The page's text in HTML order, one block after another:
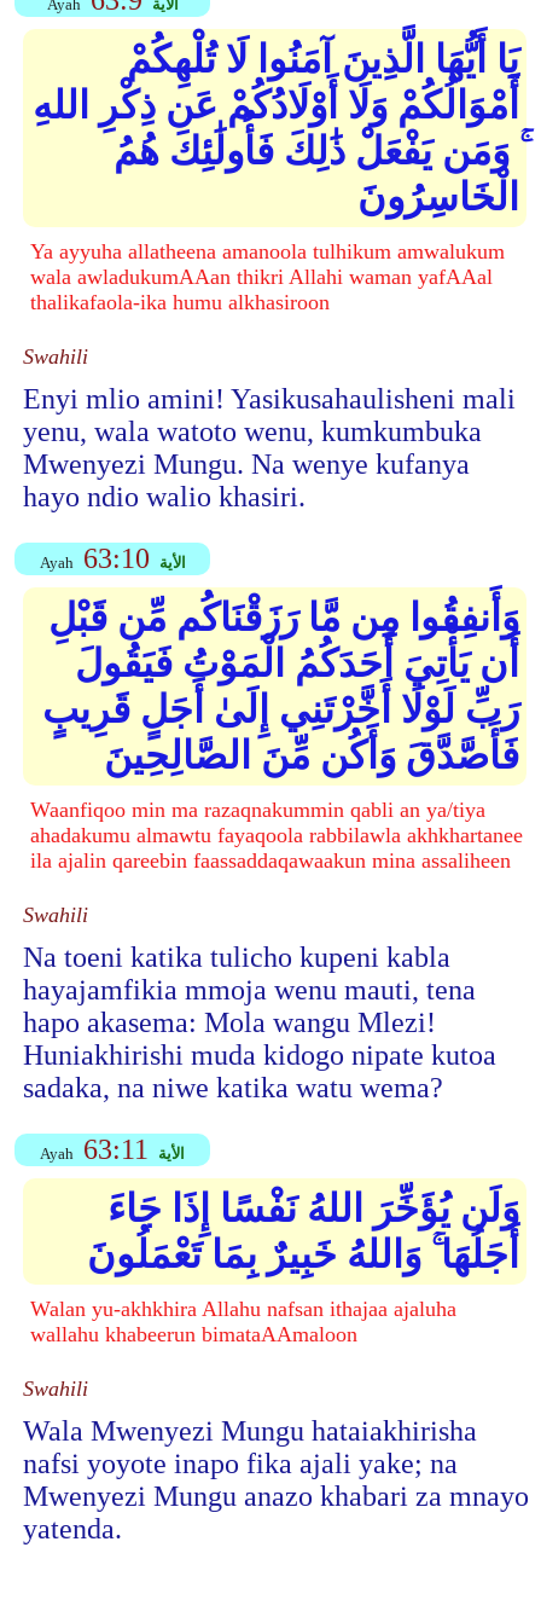
Ayah الأية
يَا أَيُّهَا الَّذِينَ آمَنُوا لَا تُلْهِكُمْ
أَمْوَالُكُمْ وَلَا أَوْلَادُكُمْ عَن ذِكْرِ اللهِ
ۚ وَمَن يَفْعَلْ ذَٰلِكَ فَأُولَٰئِكَ هُمُ
الْخَاسِرُونَ
Ya ayyuha allatheena amanoola tulhikum amwalukum
wala awladukumAAan thikri Allahi waman yafAAal
thalikafaola-ika humu alkhasiroon
Swahili
Enyi mlio amini! Yasikusahaulisheni mali
yenu, wala watoto wenu, kumkumbuka
Mwenyezi Mungu. Na wenye kufanya
hayo ndio walio khasiri.
Ayah 63:10 الأية
وَأَنفِقُوا مِن مَّا رَزَقْنَاكُم مِّن قَبْلِ
أَن يَأْتِيَ أَحَدَكُمُ الْمَوْتُ فَيَقُولَ
رَبِّ لَوْلَا أَخَّرْتَنِي إِلَىٰ أَجَلٍ قَرِيبٍ
فَأَصَّدَّقَ وَأَكُن مِّنَ الصَّالِحِينَ
Waanfiqoo min ma razaqnakummin qabli an ya/tiya
ahadakumu almawtu fayaqoola rabbilawla akhkhartanee
ila ajalin qareebin faassaddaqawaakun mina assaliheen
Swahili
Na toeni katika tulicho kupeni kabla
hayajamfikia mmoja wenu mauti, tena
hapo akasema: Mola wangu Mlezi!
Huniakhirishi muda kidogo nipate kutoa
sadaka, na niwe katika watu wema?
Ayah 63:11 الأية
وَلَن يُؤَخِّرَ اللهُ نَفْسًا إِذَا جَاءَ
أَجَلُهَا ۚ وَاللهُ خَبِيرٌ بِمَا تَعْمَلُونَ
Walan yu-akhkhira Allahu nafsan ithajaa ajaluha
wallahu khabeerun bimataAAmaloon
Swahili
Wala Mwenyezi Mungu hataiakhirisha
nafsi yoyote inapo fika ajali yake; na
Mwenyezi Mungu anazo khabari za mnayo
yatenda.